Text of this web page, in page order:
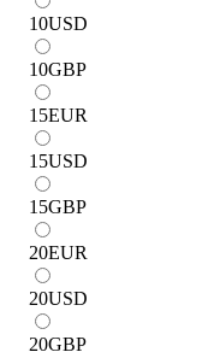
10USD
10GBP
15EUR
15USD
15GBP
20EUR
20USD
20GBP